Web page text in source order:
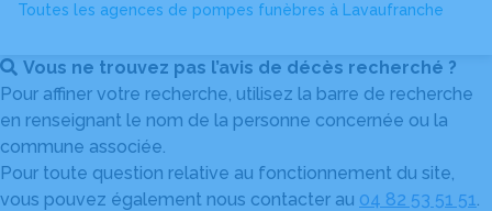
Toutes les agences de pompes funèbres à Lavaufranche
Vous ne trouvez pas l’avis de décès recherché ?
Pour affiner votre recherche, utilisez la barre de recherche
en renseignant le nom de la personne concernée ou la
commune associée.
Pour toute question relative au fonctionnement du site,
vous pouvez également nous contacter au 04 82 53 51 51.